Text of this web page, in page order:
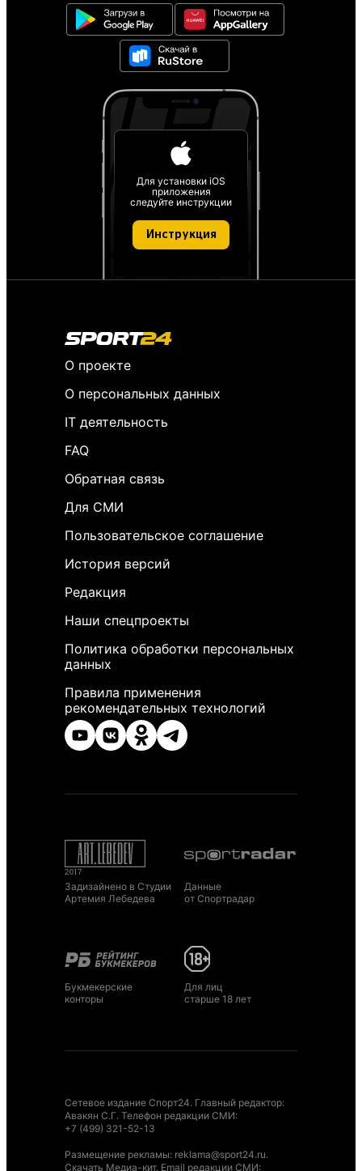
Для установки iOS
приложения
следуйте инструкции
Инструкция
О проекте
О персональных данных
IT деятельность
FAQ
Обратная связь
Для СМИ
Пользовательское соглашение
История версий
Редакция
Наши спецпроекты
Политика обработки персональных
данных
Правила применения
рекомендательных технологий
Задизайнено в Студии
Артемия Лебедева
Данные
от Спортрадар
Букмекерские
конторы
Для лиц
старше 18 лет
Сетевое издание Спорт24. Главный редактор:
Авакян С.Г. Телефон редакции СМИ:
+7 (499) 321-52-13
Размещение рекламы: reklama@sport24.ru.
Скачать Медиа-кит. Email редакции СМИ: